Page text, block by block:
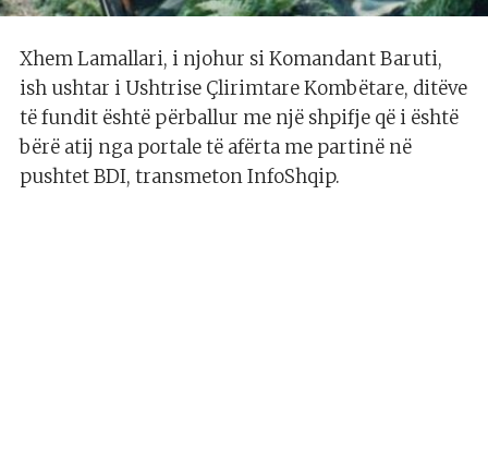
Xhem Lamallari, i njohur si Komandant Baruti,
ish ushtar i Ushtrise Çlirimtare Kombëtare, ditëve
të fundit është përballur me një shpifje që i është
bërë atij nga portale të afërta me partinë në
pushtet BDI, transmeton InfoShqip.